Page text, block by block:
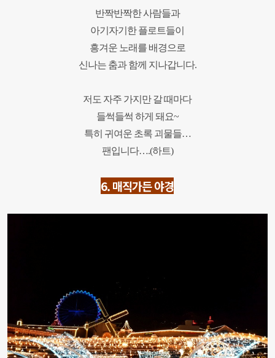
반짝반짝한 사람들과
아기자기한 플로트들이
흥겨운 노래를 배경으로
신나는 춤과 함께 지나갑니다.
저도 자주 가지만 갈 때마다
들썩들썩 하게 돼요~
특히 귀여운 초록 괴물들…
팬입니다….(하트)
6. 매직가든 야경